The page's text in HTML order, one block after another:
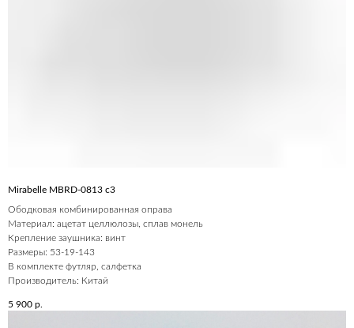
Mirabelle MBRD-0813 c3
Ободковая комбинированная оправа
Материал: ацетат целлюлозы, сплав монель
Крепление заушника: винт
Размеры: 53-19-143
В комплекте футляр, салфетка
Производитель: Китай
5 900 р.